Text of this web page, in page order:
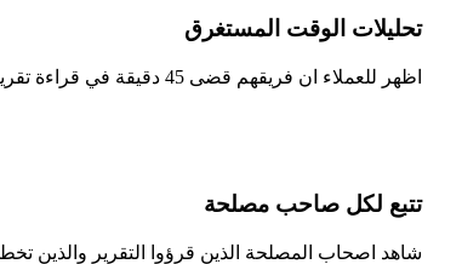
تحليلات الوقت المستغرق
اظهر للعملاء ان فريقهم قضى 45 دقيقة في قراءة تقريرك المكون من 30 صفحة. بيانات التفاعل تثبت ان مخرجاتك محل تقدير.
تتبع لكل صاحب مصلحة
شاهد اصحاب المصلحة الذين قرؤوا التقرير والذين